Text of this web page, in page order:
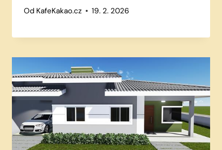
Od KafeKakao.cz 19. 2. 2026